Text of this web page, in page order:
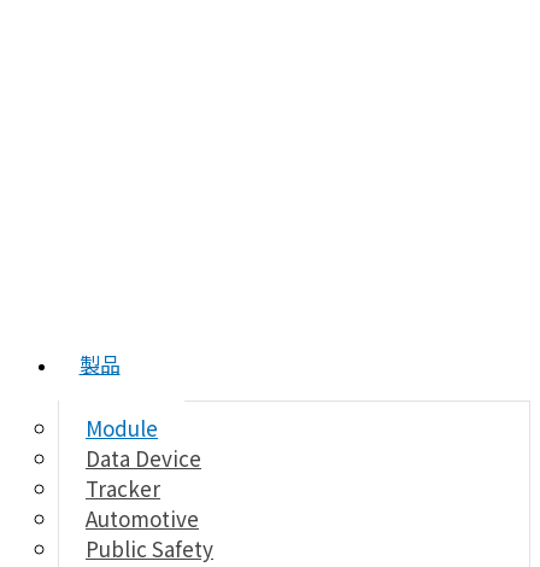
製品
Module
Data Device
Tracker
Automotive
Public Safety